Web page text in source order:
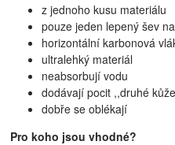
z jednoho kusu materiálu
pouze jeden lepený šev
horizontální karbonová
ultralehký materiál
neabsorbují vodu
dodávají pocit ,,druhé
dobře se oblékají
Pro koho jsou vhodné?